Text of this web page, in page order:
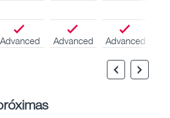
Advanced
Advanced Advanced